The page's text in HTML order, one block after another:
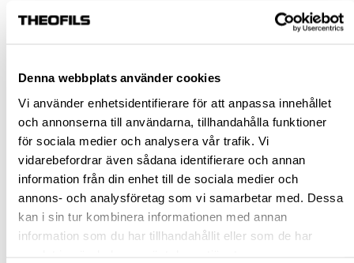
Denna webbplats använder cookies
Vi använder enhetsidentifierare för att anpassa innehållet
och annonserna till användarna, tillhandahålla funktioner
för sociala medier och analysera vår trafik. Vi
vidarebefordrar även sådana identifierare och annan
information från din enhet till de sociala medier och
annons- och analysföretag som vi samarbetar med. Dessa
kan i sin tur kombinera informationen med annan
information som du har tillhandahållit eller som de har
VÄLJ VARIANT
Snabba leveranser
Hämta i butik
Ledande leverantör i Sverige